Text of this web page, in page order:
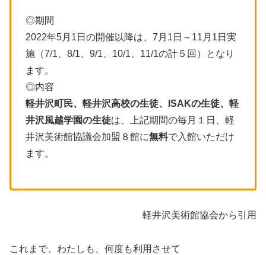
◎期間
2022年5月1日の開催以降は、7月1日～11月1日実
施（7/1、8/1、9/1、10/1、11/1の計５回）となり
ます。
◎内容
軽井沢町民、軽井沢高校の生徒、ISAKの生徒、軽
井沢風越学園の生徒は、上記期間の毎月１日、軽
井沢美術館協議会加盟８館に無料で入館いただけ
ます。
軽井沢美術館協会から引用
これまで、わたしも、何度も利用させて